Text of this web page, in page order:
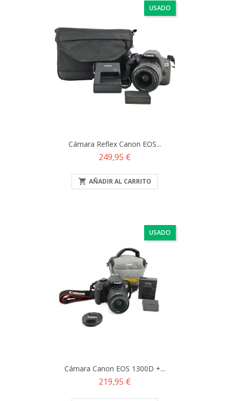
USADO
Cámara Reflex Canon EOS...
Precio
249,95 €
 AÑADIR AL CARRITO
USADO
Cámara Canon EOS 1300D +...
Precio
219,95 €